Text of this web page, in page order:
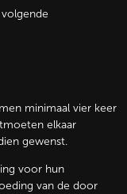
minimaal vier keer
elkaar
gewenst.
voor hun
van de door